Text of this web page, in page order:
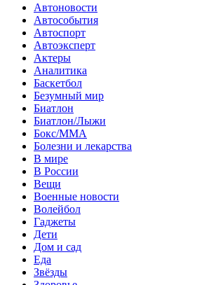
Автоновости
Автособытия
Автоспорт
Автоэксперт
Актеры
Аналитика
Баскетбол
Безумный мир
Биатлон
Биатлон/Лыжи
Бокс/MMA
Болезни и лекарства
В мире
В России
Вещи
Военные новости
Волейбол
Гаджеты
Дети
Дом и сад
Еда
Звёзды